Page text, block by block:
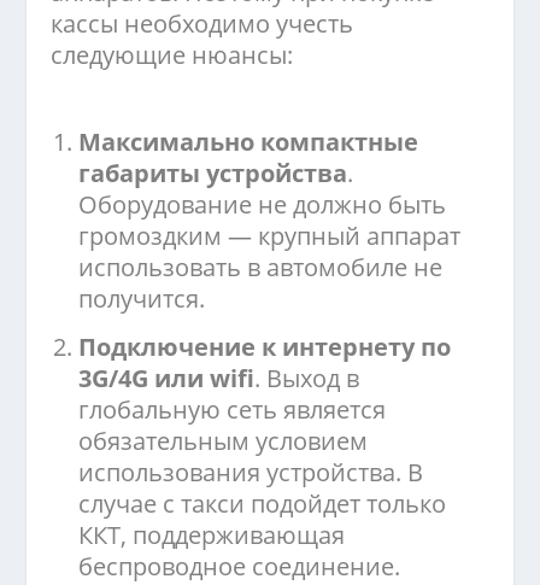
кассы необходимо учесть
следующие нюансы:
Максимально компактные
габариты устройства.
Оборудование не должно быть
громоздким — крупный аппарат
использовать в автомобиле не
получится.
Подключение к интернету по
3G/4G или wifi. Выход в
глобальную сеть является
обязательным условием
использования устройства. В
случае с такси подойдет только
ККТ, поддерживающая
беспроводное соединение.